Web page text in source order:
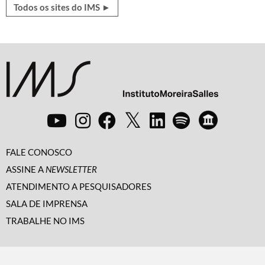
Todos os sites do IMS ►
FALE CONOSCO
ASSINE A NEWSLETTER
ATENDIMENTO A PESQUISADORES
SALA DE IMPRENSA
TRABALHE NO IMS